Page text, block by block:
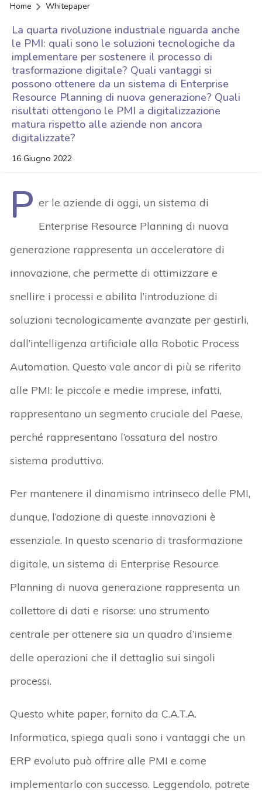
Home Whitepaper
La quarta rivoluzione industriale riguarda anche
le PMI: quali sono le soluzioni tecnologiche da
implementare per sostenere il processo di
trasformazione digitale? Quali vantaggi si
possono ottenere da un sistema di Enterprise
Resource Planning di nuova generazione? Quali
risultati ottengono le PMI a digitalizzazione
matura rispetto alle aziende non ancora
digitalizzate?
16 Giugno 2022
P er le aziende di oggi, un sistema di
Enterprise Resource Planning di nuova
generazione rappresenta un acceleratore di
innovazione, che permette di ottimizzare e
snellire i processi e abilita l’introduzione di
soluzioni tecnologicamente avanzate per gestirli,
dall’intelligenza artificiale alla Robotic Process
Automation. Questo vale ancor di più se riferito
alle PMI: le piccole e medie imprese, infatti,
rappresentano un segmento cruciale del Paese,
perché rappresentano l’ossatura del nostro
sistema produttivo.
Per mantenere il dinamismo intrinseco delle PMI,
dunque, l’adozione di queste innovazioni è
essenziale. In questo scenario di trasformazione
digitale, un sistema di Enterprise Resource
Planning di nuova generazione rappresenta un
collettore di dati e risorse: uno strumento
centrale per ottenere sia un quadro d’insieme
delle operazioni che il dettaglio sui singoli
processi.
Questo white paper, fornito da C.A.T.A.
Informatica, spiega quali sono i vantaggi che un
ERP evoluto può offrire alle PMI e come
implementarlo con successo. Leggendolo, potrete